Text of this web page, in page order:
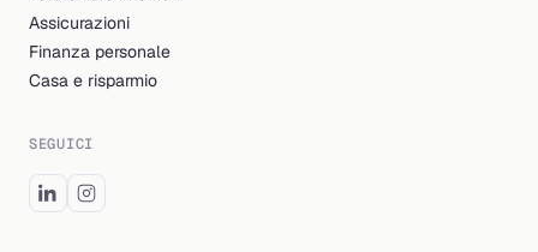
Assicurazioni
Finanza personale
Casa e risparmio
SEGUICI